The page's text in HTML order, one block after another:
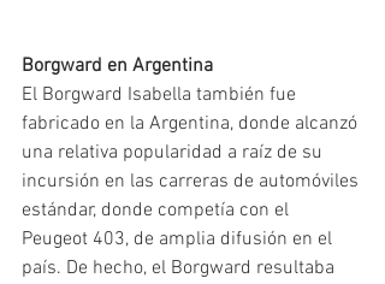
Borgward en Argentina
El Borgward Isabella también fue
fabricado en la Argentina, donde alcanzó
una relativa popularidad a raíz de su
incursión en las carreras de automóviles
estándar, donde competía con el
Peugeot 403, de amplia difusión en el
país. De hecho, el Borgward resultaba